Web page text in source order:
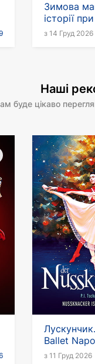
Зимова
історії
живим
з 14 Груд 2026
Наші
буде цікаво
Ballet
2027
з 11 Груд 2026